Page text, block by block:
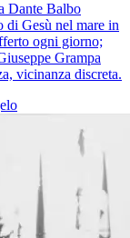
Dante Balbo
di Gesù nel mare in
ogni giorno;
Grampa
vicinanza discreta.